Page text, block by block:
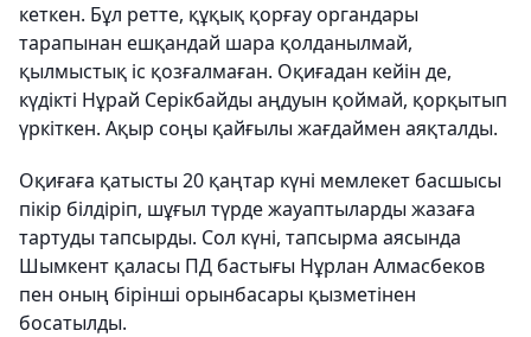
кеткен. Бұл ретте, құқық қорғау органдары
тарапынан ешқандай шара қолданылмай,
қылмыстық іс қозғалмаған. Оқиғадан кейін де,
күдікті Нұрай Серікбайды аңдуын қоймай, қорқытып
үркіткен. Ақыр соңы қайғылы жағдаймен аяқталды.
Оқиғаға қатысты 20 қаңтар күні мемлекет басшысы
пікір білдіріп, шұғыл түрде жауаптыларды жазаға
тартуды тапсырды. Сол күні, тапсырма аясында
Шымкент қаласы ПД бастығы Нұрлан Алмасбеков
пен оның бірінші орынбасары қызметінен
босатылды.